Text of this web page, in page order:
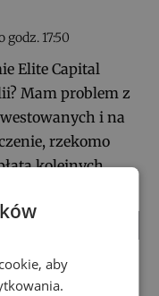
17:50
Elite Capital
Mam problem z
i na
rzekomo
kolejnych
o godz. 17:54
aby